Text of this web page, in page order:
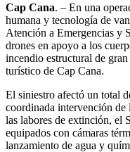
Cap Cana. – En una
humana y tecnología de
Atención a Emergencias y
drones en apoyo a los
incendio estructural de
turístico de Cap Cana.
El siniestro afectó un total
coordinada intervención de
las labores de extinción, el
equipados con cámaras
lanzamiento de agua y